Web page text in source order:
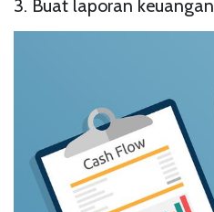
3. Buat laporan keuangan